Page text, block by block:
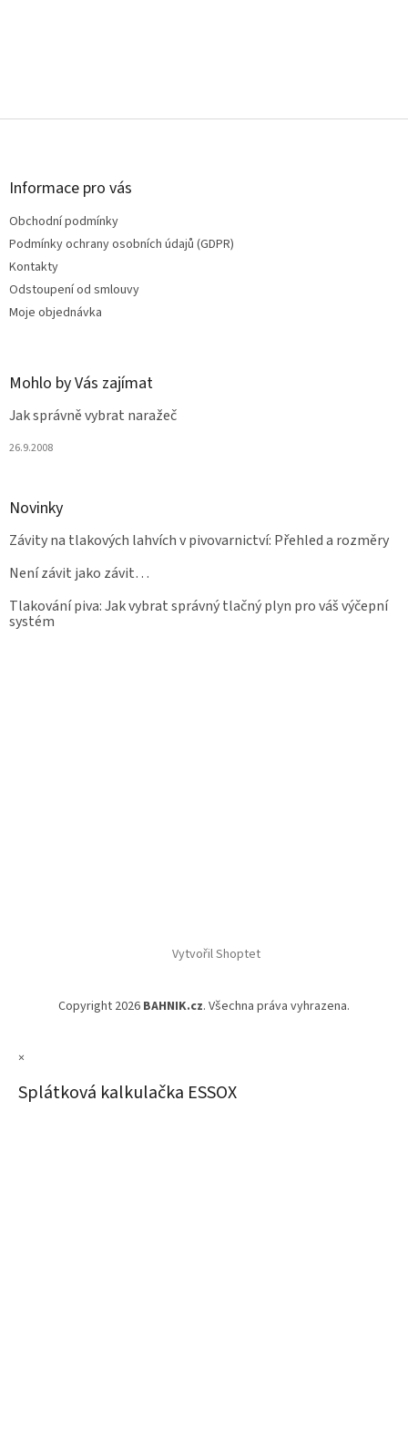
Z
Informace pro vás
Obchodní podmínky
Podmínky ochrany osobních údajů (GDPR)
Kontakty
Odstoupení od smlouvy
Moje objednávka
Mohlo by Vás zajímat
Jak správně vybrat naražeč
26.9.2008
Novinky
Závity na tlakových lahvích v pivovarnictví: Přehled a rozměry
Není závit jako závit…
Tlakování piva: Jak vybrat správný tlačný plyn pro váš výčepní
systém
Vytvořil Shoptet
Copyright 2026 BAHNIK.cz. Všechna práva vyhrazena.
×
Splátková kalkulačka ESSOX